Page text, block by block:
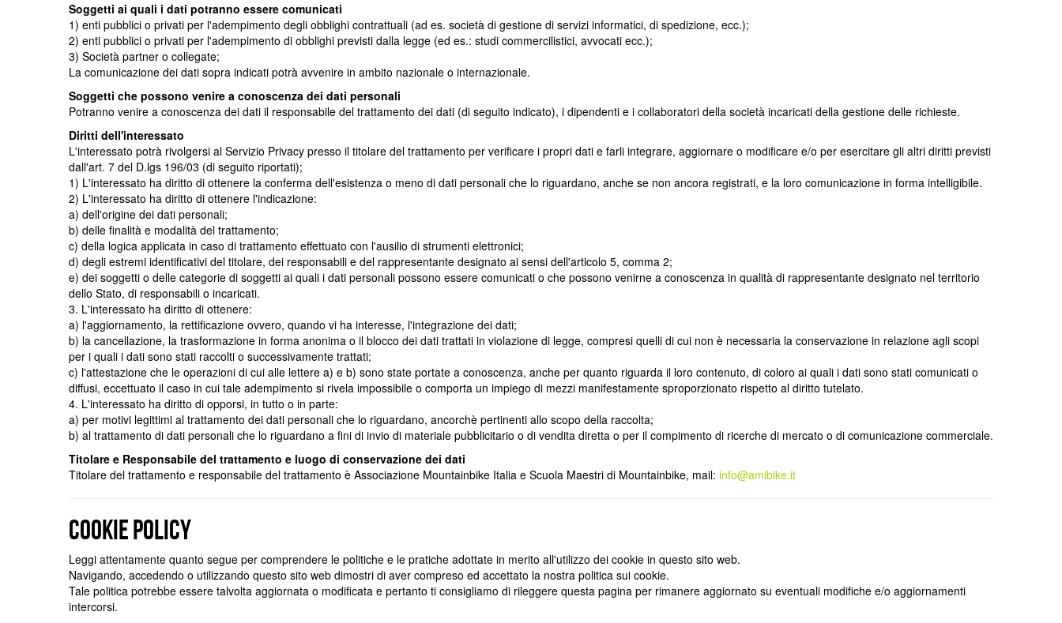
Soggetti ai quali i dati potranno essere comunicati
1) enti pubblici o privati per l'adempimento degli obblighi contrattuali (ad es. società di gestione di servizi informatici, di spedizione, ecc.);
2) enti pubblici o privati per l'adempimento di obblighi previsti dalla legge (ed es.: studi commercilistici, avvocati ecc.);
3) Società partner o collegate;
La comunicazione dei dati sopra indicati potrà avvenire in ambito nazionale o internazionale.
Soggetti che possono venire a conoscenza dei dati personali
Potranno venire a conoscenza dei dati il responsabile del trattamento dei dati (di seguito indicato), i dipendenti e i collaboratori della società incaricati della gestione delle richieste.
Diritti dell'interessato
L'interessato potrà rivolgersi al Servizio Privacy presso il titolare del trattamento per verificare i propri dati e farli integrare, aggiornare o modificare e/o per esercitare gli altri diritti previsti
dall'art. 7 del D.lgs 196/03 (di seguito riportati);
1) L'interessato ha diritto di ottenere la conferma dell'esistenza o meno di dati personali che lo riguardano, anche se non ancora registrati, e la loro comunicazione in forma intelligibile.
2) L'interessato ha diritto di ottenere l'indicazione:
a) dell'origine dei dati personali;
b) delle finalità e modalità del trattamento;
c) della logica applicata in caso di trattamento effettuato con l'ausilio di strumenti elettronici;
d) degli estremi identificativi del titolare, dei responsabili e del rappresentante designato ai sensi dell'articolo 5, comma 2;
e) dei soggetti o delle categorie di soggetti ai quali i dati personali possono essere comunicati o che possono venirne a conoscenza in qualità di rappresentante designato nel territorio
dello Stato, di responsabili o incaricati.
3. L'interessato ha diritto di ottenere:
a) l'aggiornamento, la rettificazione ovvero, quando vi ha interesse, l'integrazione dei dati;
b) la cancellazione, la trasformazione in forma anonima o il blocco dei dati trattati in violazione di legge, compresi quelli di cui non è necessaria la conservazione in relazione agli scopi
per i quali i dati sono stati raccolti o successivamente trattati;
c) l'attestazione che le operazioni di cui alle lettere a) e b) sono state portate a conoscenza, anche per quanto riguarda il loro contenuto, di coloro ai quali i dati sono stati comunicati o
diffusi, eccettuato il caso in cui tale adempimento si rivela impossibile o comporta un impiego di mezzi manifestamente sproporzionato rispetto al diritto tutelato.
4. L'interessato ha diritto di opporsi, in tutto o in parte:
a) per motivi legittimi al trattamento dei dati personali che lo riguardano, ancorchè pertinenti allo scopo della raccolta;
b) al trattamento di dati personali che lo riguardano a fini di invio di materiale pubblicitario o di vendita diretta o per il compimento di ricerche di mercato o di comunicazione commerciale.
Titolare e Responsabile del trattamento e luogo di conservazione dei dati
Titolare del trattamento e responsabile del trattamento è Associazione Mountainbike Italia e Scuola Maestri di Mountainbike, mail: info@amibike.it
Cookie Policy
Leggi attentamente quanto segue per comprendere le politiche e le pratiche adottate in merito all'utilizzo dei cookie in questo sito web.
Navigando, accedendo o utilizzando questo sito web dimostri di aver compreso ed accettato la nostra politica sui cookie.
Tale politica potrebbe essere talvolta aggiornata o modificata e pertanto ti consigliamo di rileggere questa pagina per rimanere aggiornato su eventuali modifiche e/o aggiornamenti
intercorsi.